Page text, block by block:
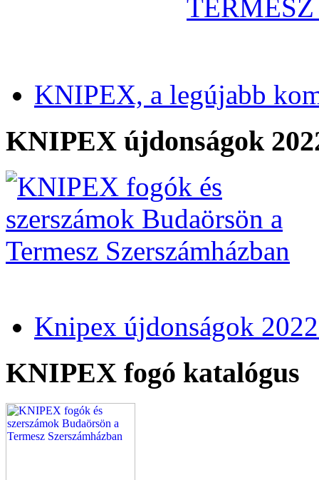
KNIPEX, a legújabb
KNIPEX újdonságok
Knipex újdonságok
KNIPEX fogó katalógus